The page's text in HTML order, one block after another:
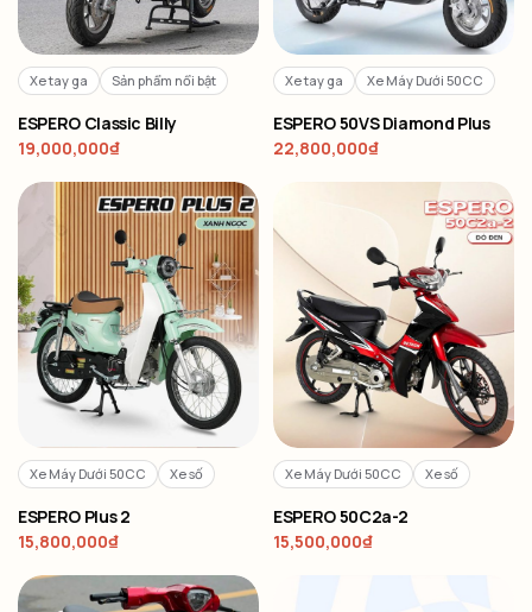
Xe tay ga Sản phẩm nổi bật
ESPERO Classic Billy
19,000,000₫
Xe tay ga Xe Máy Dưới 50CC
ESPERO 50VS Diamond Plus
22,800,000₫
Xe Máy Dưới 50CC Xe số
ESPERO Plus 2
15,800,000₫
Xe Máy Dưới 50CC Xe số
ESPERO 50C2a-2
15,500,000₫